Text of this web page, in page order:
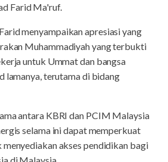
Farid Ma'ruf.
menyampaikan apresiasi yang
Muhammadiyah yang terbukti
untuk Ummat dan bangsa
lamanya, terutama di bidang
antara KBRI dan PCIM Malaysia
selama ini dapat memperkuat
menyediakan akses pendidikan bagi
di Malaysia.